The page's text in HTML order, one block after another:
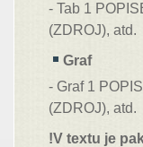
- Tab 1
(ZDROJ), atd.
Graf
- Graf 1
(ZDROJ), atd.
!V textu je